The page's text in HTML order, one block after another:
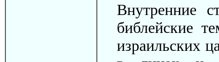
Внутренние
библейские
израильских